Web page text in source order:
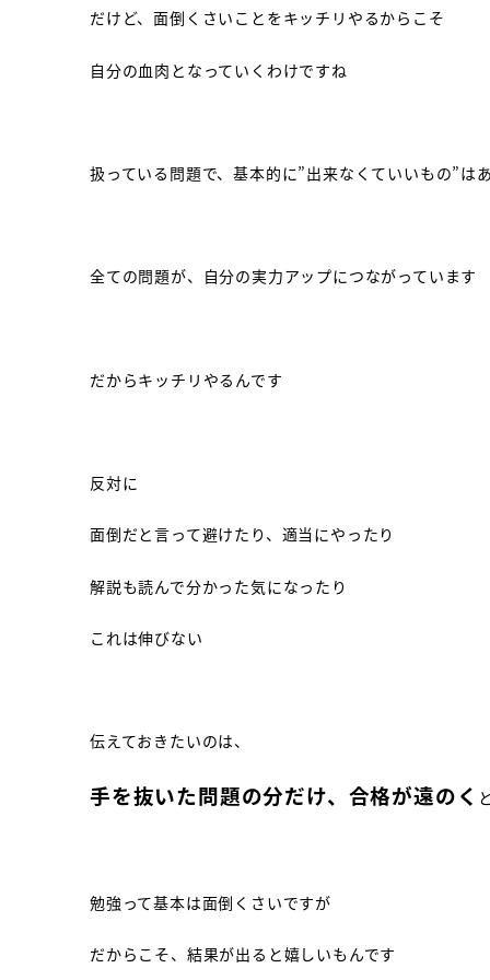
だけど、面倒くさいことをキッチリやるからこそ
自分の血肉となっていくわけですね
扱っている問題で、基本的に”出来なくていいもの”は
全ての問題が、自分の実力アップにつながっています
だからキッチリやるんです
反対に
面倒だと言って避けたり、適当にやったり
解説も読んで分かった気になったり
これは伸びない
伝えておきたいのは、
手を抜いた問題の分だけ、合格が遠のく
勉強って基本は面倒くさいですが
だからこそ、結果が出ると嬉しいもんです